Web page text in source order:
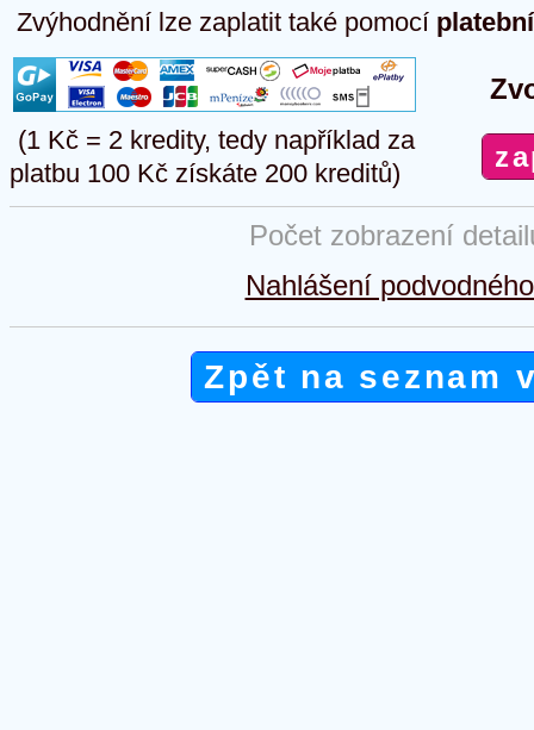
Zvýhodnění lze zaplatit také pomocí
(1 Kč = 2 kredity, tedy například za
platbu 100 Kč získáte 200 kreditů)
Počet zobrazení
Nahlášení
Zpět na seznam